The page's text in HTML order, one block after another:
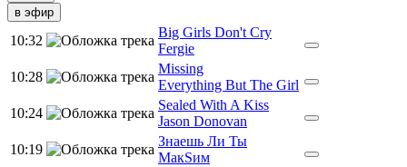
в эфир
10:32
Big Girls Don't Cry
Fergie
10:28
Missing
Everything But The Girl
10:24
Sealed With A Kiss
Jason Donovan
10:19
Знаешь Ли Ты
МакSим